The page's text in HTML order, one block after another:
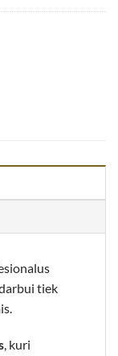
tiek
, kuri